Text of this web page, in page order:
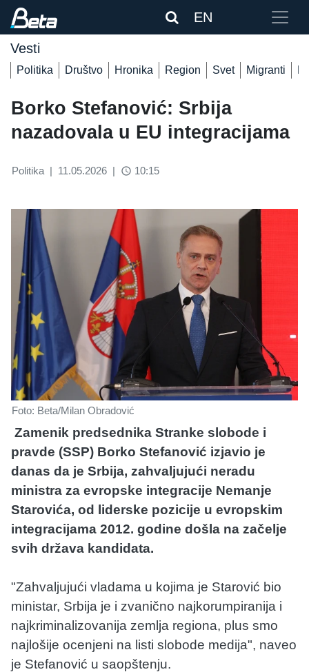
EN
Vesti
Politika Društvo Hronika Region Svet Migranti
Borko Stefanović: Srbija
nazadovala u EU integracijama
Politika | 11.05.2026 | access_time 10:15
Foto: Beta/Milan Obradović
Zamenik predsednika Stranke slobode i
pravde (SSP) Borko Stefanović izjavio je
danas da je Srbija, zahvaljujući neradu
ministra za evropske integracije Nemanje
Starovića, od liderske pozicije u evropskim
integracijama 2012. godine došla na začelje
svih država kandidata.
"Zahvaljujući vladama u kojima je Starović bio
ministar, Srbija je i zvanično najkorumpiranija i
najkriminalizovanija zemlja regiona, plus smo
najlošije ocenjeni na listi slobode medija", naveo
je Stefanović u saopštenju.